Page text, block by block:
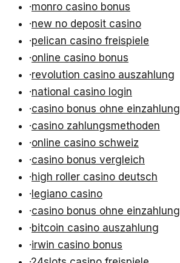
·monro casino bonus
·new no deposit casino
·pelican casino freispiele
·online casino bonus
·revolution casino auszahlung
·national casino login
·casino bonus ohne einzahlung
·casino zahlungsmethoden
·online casino schweiz
·casino bonus vergleich
·high roller casino deutsch
· legiano casino
·casino bonus ohne einzahlung
·bitcoin casino auszahlung
·irwin casino bonus